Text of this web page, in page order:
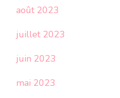
août 2023
juillet 2023
juin 2023
mai 2023